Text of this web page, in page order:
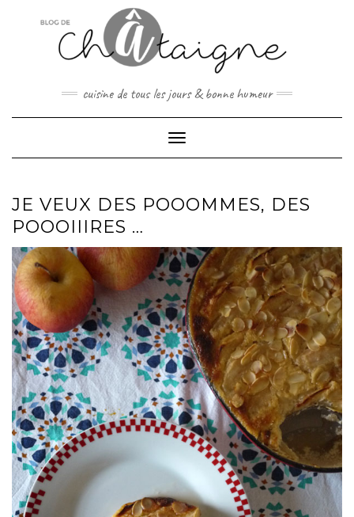
cuisine de tous les jours & bonne humeur
Toggle Navigation
JE VEUX DES POOOMMES, DES
POOOIIIRES …